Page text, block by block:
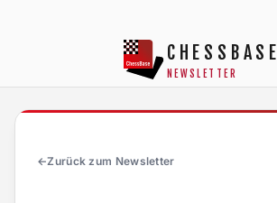
CHESSBASE
NEWSLETTER
←Zurück zum Newsletter